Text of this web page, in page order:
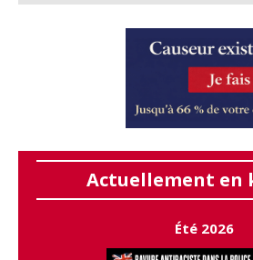
Actuellement en
Été 2026